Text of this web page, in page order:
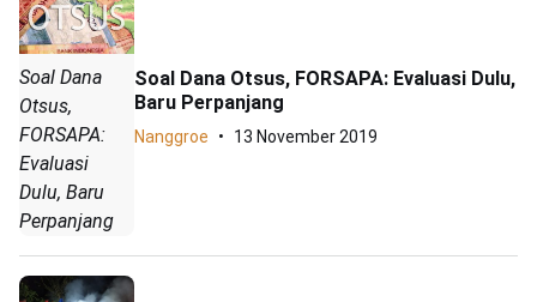
Soal Dana
Otsus,
FORSAPA:
Evaluasi
Dulu, Baru
Perpanjang
Soal Dana Otsus, FORSAPA: Evaluasi Dulu,
Baru Perpanjang
Nanggroe 13 November 2019